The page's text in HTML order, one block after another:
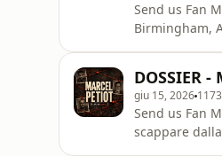
Send us Fan
Birmingham,
di riferimento
DOSSIER
giu 15, 2026 1173
Send us Fan
scappare